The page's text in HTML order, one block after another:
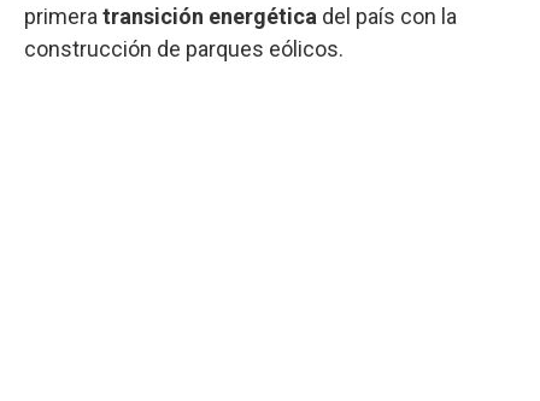
primera transición energética del país con la
construcción de parques eólicos.